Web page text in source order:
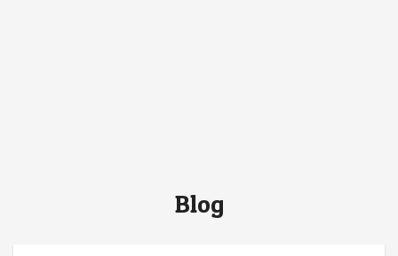
Blog